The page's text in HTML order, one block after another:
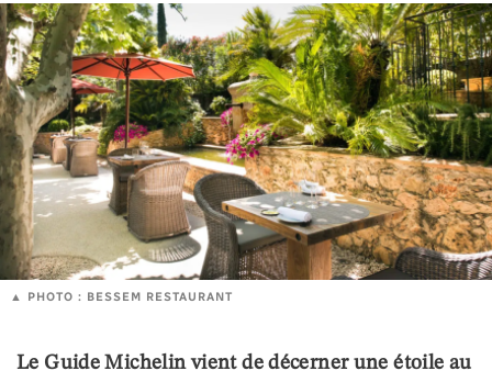
PHOTO : BESSEM RESTAURANT
Le Guide Michelin vient de décerner une étoile au